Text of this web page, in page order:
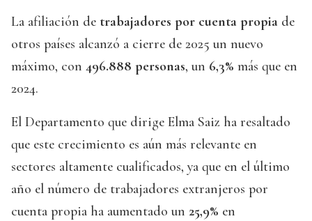
La afiliación de trabajadores por cuenta propia de
otros países alcanzó a cierre de 2025 un nuevo
máximo, con 496.888 personas, un 6,3% más que en
2024.
El Departamento que dirige Elma Saiz ha resaltado
que este crecimiento es aún más relevante en
sectores altamente cualificados, ya que en el último
año el número de trabajadores extranjeros por
cuenta propia ha aumentado un 25,9% en